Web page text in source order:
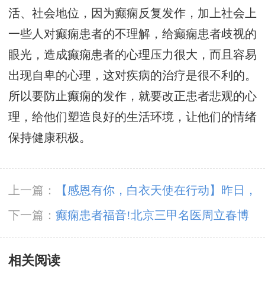
活、社会地位，因为癫痫反复发作，加上社会上
一些人对癫痫患者的不理解，给癫痫患者歧视的
眼光，造成癫痫患者的心理压力很大，而且容易
出现自卑的心理，这对疾病的治疗是很不利的。
所以要防止癫痫的发作，就要改正患者悲观的心
理，给他们塑造良好的生活环境，让他们的情绪
保持健康积极。
上一篇：
【感恩有你，白衣天使在行动】昨日，
成都神康癫痫医院开展国际护士节户外团建
下一篇： 癫痫患者福音!北京三甲名医周立春博
士领衔会诊团5月23-25日成都亲诊
相关阅读